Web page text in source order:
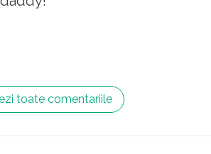
dragnea este doar o mica
a istoriei. Aerisim putin si
toate comentariile